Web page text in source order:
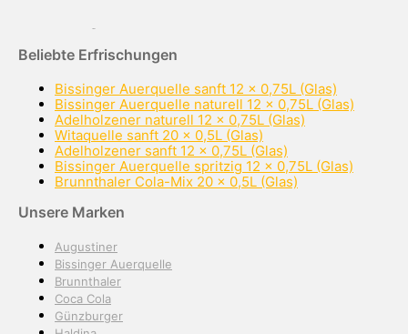
Beliebte Erfrischungen
Bissinger Auerquelle sanft 12 x 0,75L (Glas)
Bissinger Auerquelle naturell 12 x 0,75L (Glas)
Adelholzener naturell 12 x 0,75L (Glas)
Witaquelle sanft 20 x 0,5L (Glas)
Adelholzener sanft 12 x 0,75L (Glas)
Bissinger Auerquelle spritzig 12 x 0,75L (Glas)
Brunnthaler Cola-Mix 20 x 0,5L (Glas)
Unsere Marken
Augustiner
Bissinger Auerquelle
Brunnthaler
Coca Cola
Günzburger